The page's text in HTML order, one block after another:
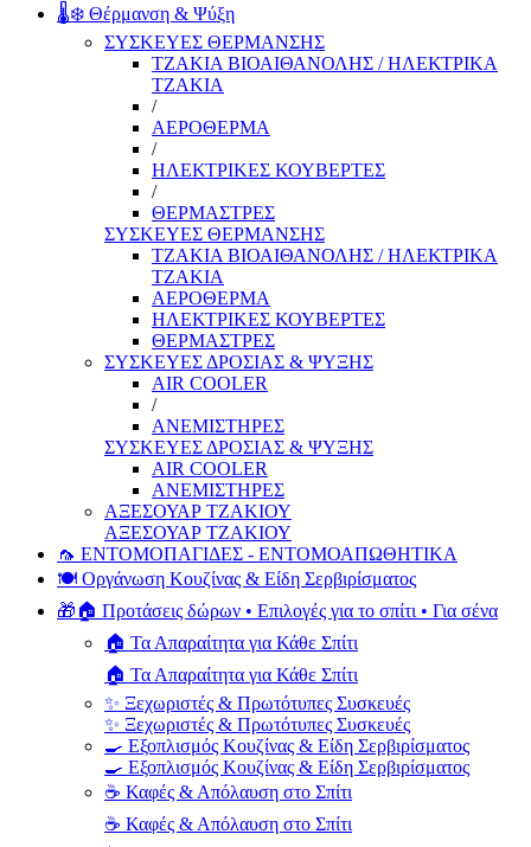
🌡️❄️ Θέρμανση & Ψύξη
ΣΥΣΚΕΥΕΣ ΘΕΡΜΑΝΣΗΣ
ΤΖΑΚΙΑ ΒΙΟΑΙΘΑΝΟΛΗΣ / ΗΛΕΚΤΡΙΚΑ
ΤΖΑΚΙΑ
/
ΑΕΡΟΘΕΡΜΑ
/
ΗΛΕΚΤΡΙΚΕΣ ΚΟΥΒΕΡΤΕΣ
/
ΘΕΡΜΑΣΤΡΕΣ
ΣΥΣΚΕΥΕΣ ΘΕΡΜΑΝΣΗΣ
ΤΖΑΚΙΑ ΒΙΟΑΙΘΑΝΟΛΗΣ / ΗΛΕΚΤΡΙΚΑ
ΤΖΑΚΙΑ
ΑΕΡΟΘΕΡΜΑ
ΗΛΕΚΤΡΙΚΕΣ ΚΟΥΒΕΡΤΕΣ
ΘΕΡΜΑΣΤΡΕΣ
ΣΥΣΚΕΥΕΣ ΔΡΟΣΙΑΣ & ΨΥΞΗΣ
AIR COOLER
/
ΑΝΕΜΙΣΤΗΡΕΣ
ΣΥΣΚΕΥΕΣ ΔΡΟΣΙΑΣ & ΨΥΞΗΣ
AIR COOLER
ΑΝΕΜΙΣΤΗΡΕΣ
ΑΞΕΣΟΥΑΡ ΤΖΑΚΙΟΥ
ΑΞΕΣΟΥΑΡ ΤΖΑΚΙΟΥ
🦟 ΕΝΤΟΜΟΠΑΓΙΔΕΣ - ΕΝΤΟΜΟΑΠΩΘΗΤΙΚΑ
🍽️ Οργάνωση Κουζίνας & Είδη Σερβιρίσματος
🎁🏠 Προτάσεις δώρων • Επιλογές για το σπίτι • Για σένα
🏠 Τα Απαραίτητα για Κάθε Σπίτι
🏠 Τα Απαραίτητα για Κάθε Σπίτι
✨ Ξεχωριστές & Πρωτότυπες Συσκευές
✨ Ξεχωριστές & Πρωτότυπες Συσκευές
🍳 Εξοπλισμός Κουζίνας & Είδη Σερβιρίσματος
🍳 Εξοπλισμός Κουζίνας & Είδη Σερβιρίσματος
☕ Καφές & Απόλαυση στο Σπίτι
☕ Καφές & Απόλαυση στο Σπίτι